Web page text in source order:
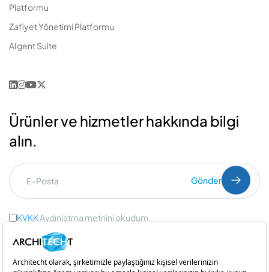
Platformu
Zafiyet Yönetimi Platformu
AIgent Suite
Ürünler ve hizmetler hakkında bilgi
alın.
Gönder
KVKKAydınlatma metnini okudum.
Ticari İleti Onayı